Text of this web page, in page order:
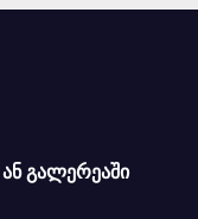
გალერეაში